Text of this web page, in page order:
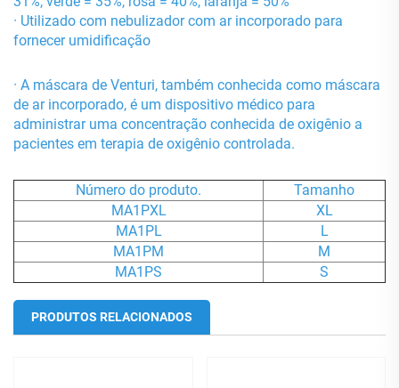
· Utilizado com nebulizador com ar incorporado para
fornecer umidificação
· A máscara de Venturi, também conhecida como máscara
de ar incorporado, é um dispositivo médico para
administrar uma concentração conhecida de oxigênio a
pacientes em terapia de oxigênio controlada.
Número do produto.
Tamanho
MA1PXL
XL
MA1PL
L
MA1PM
M
MA1PS
S
PRODUTOS RELACIONADOS